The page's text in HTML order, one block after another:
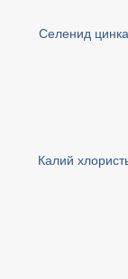
Селенид
Калий